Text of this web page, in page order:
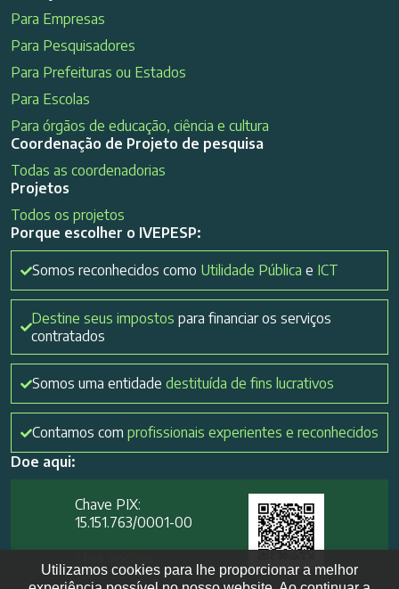
Para Empresas
Para Pesquisadores
Para Prefeituras ou Estados
Para Escolas
Para órgãos de educação, ciência e cultura
Coordenação de Projeto de pesquisa
Todas as coordenadorias
Projetos
Todos os projetos
Porque escolher o IVEPESP:
Somos reconhecidos como Utilidade Pública e ICT
Destine seus impostos para financiar os serviços
contratados
Somos uma entidade destituída de fins lucrativos
Contamos com profissionais experientes e reconhecidos
Doe aqui:
Chave PIX:
15.151.763/0001-00​
Utilizamos cookies para lhe proporcionar a melhor